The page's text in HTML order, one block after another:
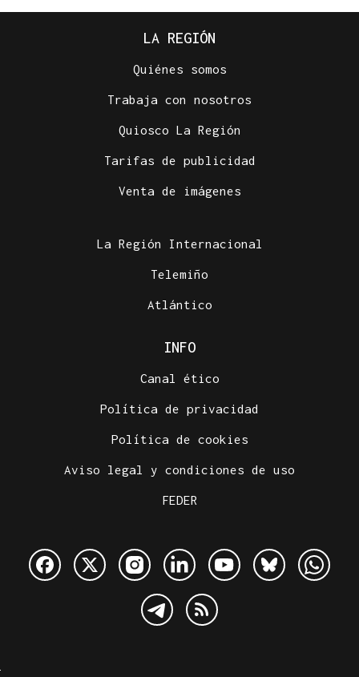
LA REGIÓN
Quiénes somos
Trabaja con nosotros
Quiosco La Región
Tarifas de publicidad
Venta de imágenes
La Región Internacional
Telemiño
Atlántico
INFO
Canal ético
Política de privacidad
Política de cookies
Aviso legal y condiciones de uso
FEDER